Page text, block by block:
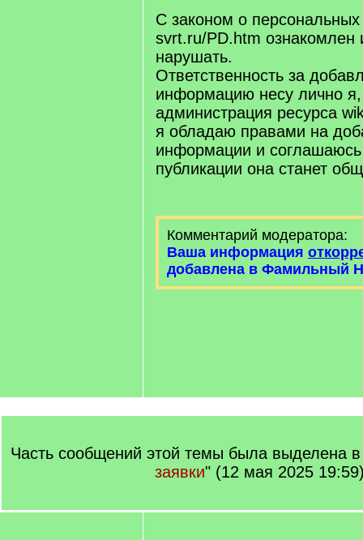
С законом о
svrt.ru/PD.htm ознакомлен
нарушать.
Ответственность за
информацию несу лично
администрация ресурса
я обладаю правами на
информации и
публикации она станет
Комментарий модератора:
Ваша информация
добавлена в Фамильный
Часть сообщений этой темы была выделена
заявки" (12 мая 2025